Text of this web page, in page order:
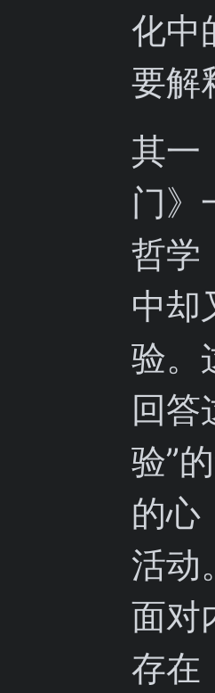
化中
要解
其一
门》
哲学
中却
验。
回答
验”
的心
活动
面对
存在